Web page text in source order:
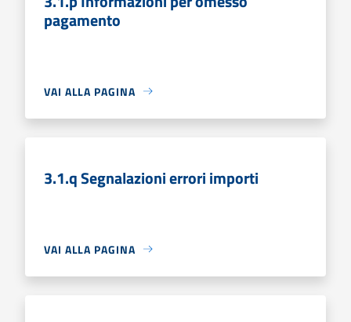
pagamento
VAI ALLA PAGINA
3.1.q Segnalazioni errori importi
VAI ALLA PAGINA